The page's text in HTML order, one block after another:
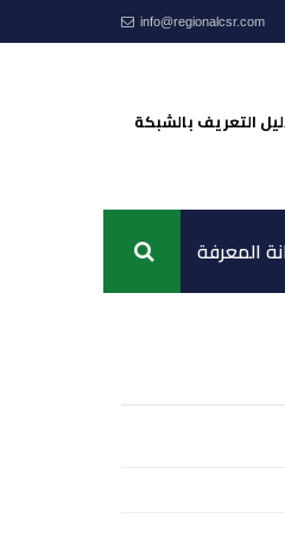
info@regionalcsr.com
التعريف بالشبكة
المعرفة اتصل بنا